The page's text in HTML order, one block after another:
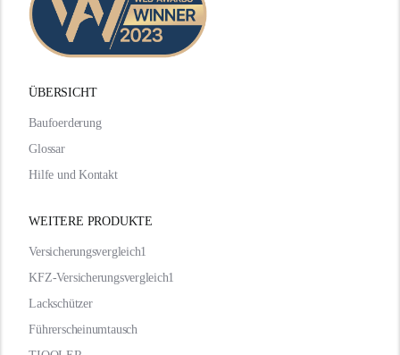
ÜBERSICHT
WEITERE PRODUKTE
Versicherungsvergleich1
KFZ-Versicherungsvergleich1
Lackschützer
Führerscheinumtausch
Baufoerderung
Glossar
Hilfe und Kontakt